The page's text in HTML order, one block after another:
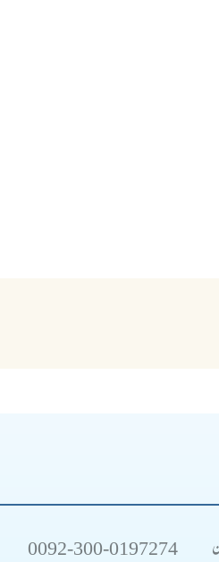
0092-300-0197274